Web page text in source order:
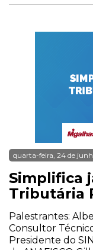
quarta-feira, 24 de
Simplifica
Tributária
Palestrantes:
Consultor
Presidente do